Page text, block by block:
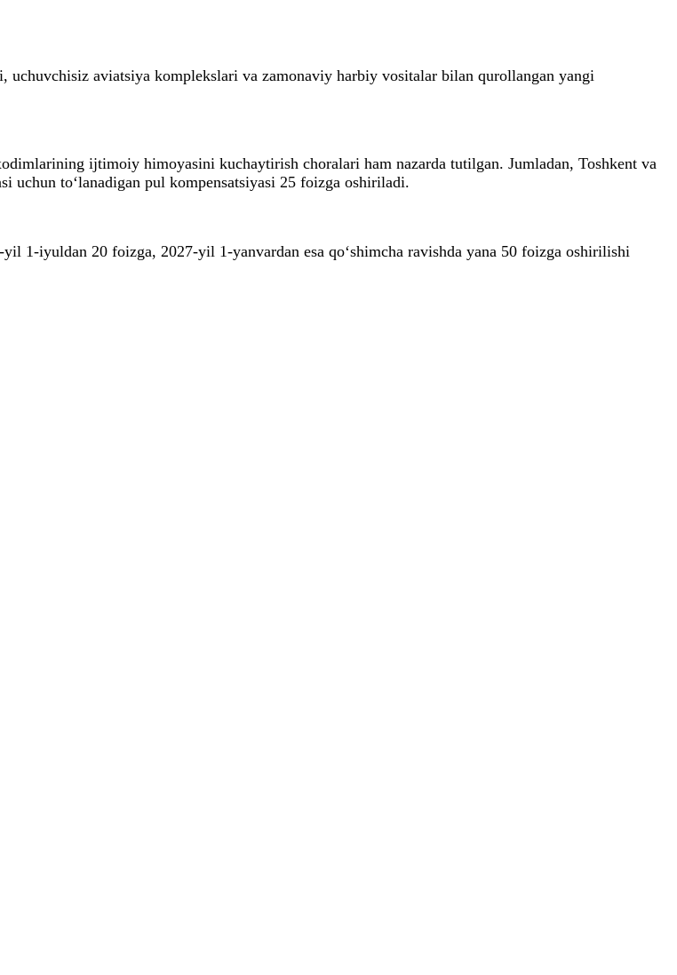
aviatsiya komplekslari va zamonaviy harbiy vositalar bilan qurollangan yangi
ijtimoiy himoyasini kuchaytirish choralari ham nazarda tutilgan. Jumladan, Toshkent va
uchun to‘lanadigan pul kompensatsiyasi 25 foizga oshiriladi.
1-iyuldan 20 foizga, 2027-yil 1-yanvardan esa qo‘shimcha ravishda yana 50 foizga oshirilishi